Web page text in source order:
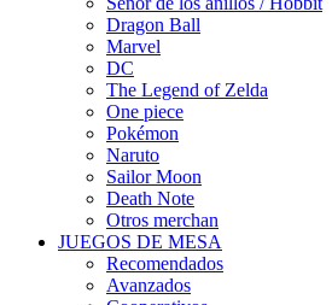
Dragon Ball
Marvel
DC
The Legend of Zelda
One piece
Pokémon
Naruto
Sailor Moon
Death Note
Otros merchan
JUEGOS DE MESA
Recomendados
Avanzados